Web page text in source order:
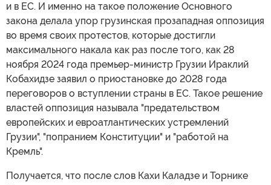
и в ЕС. И именно на такое положение Основного
закона делала упор грузинская прозападная оппозиция
во время своих протестов, которые достигли
максимального накала как раз после того, как 28
ноября 2024 года премьер-министр Грузии Ираклий
Кобахидзе заявил о приостановке до 2028 года
переговоров о вступлении страны в ЕС. Такое решение
властей оппозиция называла "предательством
европейских и евроатлантических устремлений
Грузии", "попранием Конституции" и "работой на
Кремль".
Получается, что после слов Кахи Каладзе и Торнике